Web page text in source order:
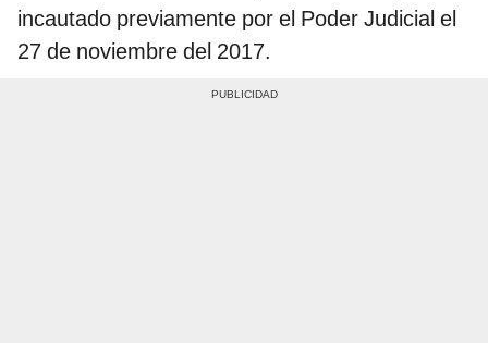
incautado previamente por el Poder Judicial el
27 de noviembre del 2017.